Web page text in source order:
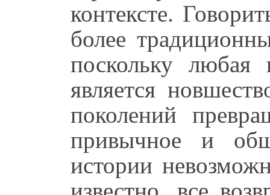
контексте.
более
поскольку любая
является
поколений
привычное и
истории